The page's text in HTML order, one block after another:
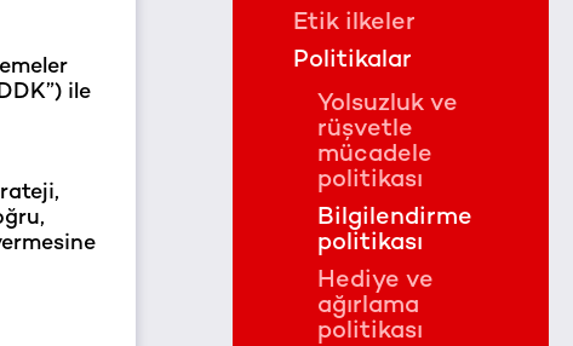
ile
Etik ilkeler
Politikalar
Yolsuzluk ve
rüşvetle
mücadele
politikası
Bilgilendirme
politikası
Hediye ve
ağırlama
politikası